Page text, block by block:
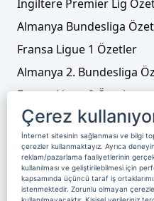
İngiltere Premier Lig
Almanya Bundesliga
Fransa Ligue 1 Özetler
Almanya 2. Bundesliga
Fransa Ligue 2 Özetler
Tenis
Video Liste
Foto Galeriler
Çerez
İnternet sitesinin sağlanması ve bilgi
çerezler kullanmaktayız. Ayrıca
reklam/pazarlama faaliyetlerinin
kullanılması ve geliştirilebilmesi için
kapsamında üçüncü taraf iş
istenmektedir. Zorunlu olmayan